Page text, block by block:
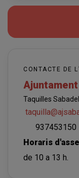
CONTACTE DE
Taquilles Sabadell
937453150
Horaris
de 10 a 13 h.